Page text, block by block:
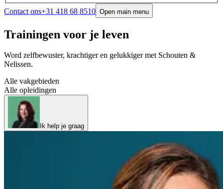
Contact ons+31 418 68 8510 Open main menu
Trainingen voor je leven
Word zelfbewuster, krachtiger en gelukkiger met Schouten &
Nelissen.
Alle vakgebieden
Alle opleidingen
Ik help je graag